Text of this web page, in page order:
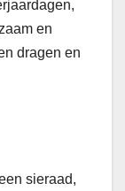
en
dragen en
sieraad,